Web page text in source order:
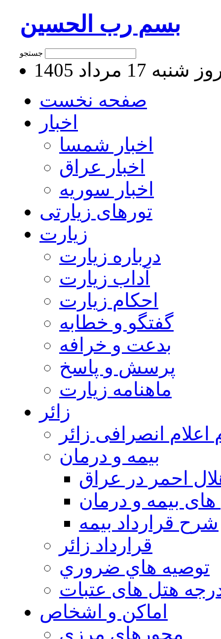
بسم رب الحسین
17 مرداد 1405
صفحه نخست
اخبار
اخبار شمسا
اخبار عراق
اخبار سوریه
تورهای زیارتی
زیارت
درباره زیارت
آداب زیارت
احکام زیارت
گفتگو و خطابه
بدعت و خرافه
پرسش و پاسخ
ماهنامه زیارت
زائر
اعلام انصرافی زائر
بيمه و درمان
احمر در عراق
بیمه و درمان
شرح قرارداد بیمه
قرارداد زائر
توصيه هاي ضروري
هتل های عتبات
اماکن و اشخاص
محورهاي مرزي